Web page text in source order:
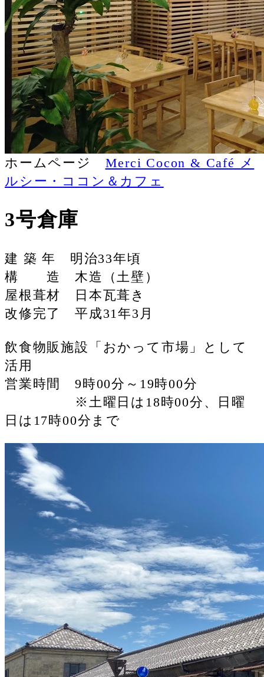
ホームページ Merci Cocon & Café メ
ルシー・ココン＆カフェ
3号倉庫
建 築 年 明治33年頃
構 造 木造（土壁）
屋根葺材 日本瓦葺き
改修完了 平成31年3月
飲食物販施設「おかって市場」として
活用
営業時間 9時00分～19時00分
※土曜日は18時00分、日曜
日は17時00分まで